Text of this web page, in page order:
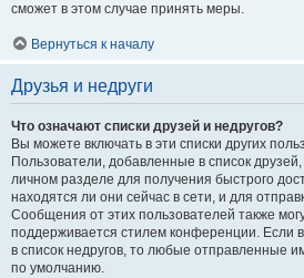
сможет в этом случае принять меры.
Вернуться к началу
Друзья и недруги
Что означают списки друзей и недругов?
Вы можете включать в эти списки других
Пользователи, добавленные в список
личном разделе для получения быстрого
находятся ли они сейчас в сети, и для
Сообщения от этих пользователей также
поддерживается стилем конференции. Если
в список недругов, то любые отправленные
по умолчанию.